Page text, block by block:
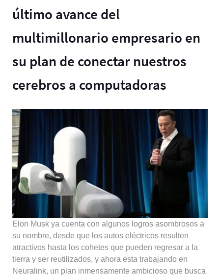
último avance del
multimillonario empresario en
su plan de conectar nuestros
cerebros a computadoras
Elon Musk ya cuenta con algunos logros asombrosos a
su nombre, desde que los autos eléctricos resulten
atractivos hasta los cohetes que pueden regresar a la
tierra y ser reutilizados, y ahora esta trabajando en
Neuralink, un plan inmensamente ambicioso que busca